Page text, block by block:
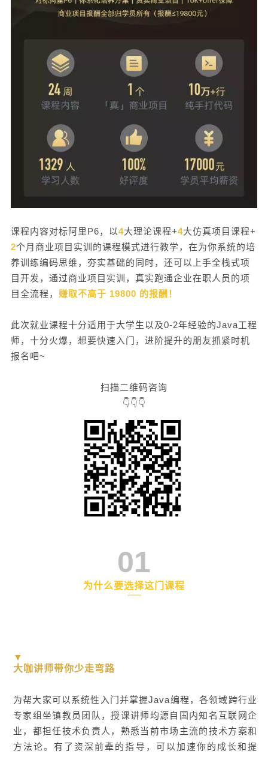
课程内容对标阿里P6，以4大理论课程+4大仿真项目课程+
2个月商业项目实训的课程模式进行教学，在为你系统的培
养训练编码思维，夯实基础的同时，还可以上手全栈式项
目开发，通过商业项目实训，真实跑通企业在职人员的项
目全流程， 赚取不高于 19800 的报酬！
此次就业课程十分适用于大学生以及0-2年经验的Java工程
师，十分火爆，想要快速入门，进阶提升的朋友抓紧时机
报名吧~
扫描二维码咨询
👇👇👇
01
为什么要选择这门课程
▼
大咖讲师带你少走弯路
为帮大家可以系统性入门并掌握Java编程，各领域跨行业
专家组坐镇教员团队，授课讲师均源自国内知名互联网企
业，都担任技术负责人，熟悉当前市场主流的技术方案和
方法论。有了资深前辈的指导，可以加速你的成长和提
压力测试等。 整套项目涵盖了spring cloud和sprin
你更深入理解spring cloud分布式技术栈应用和开发
在项目中你可以从0到1开发B2C的商城项目，老师
会详细讲解Java分布式，高并发各种技术，以及电
商业务的各种解决方案，将对标阿里P6/P7，冲击4
0-60w年薪。 ▼ 上手真实项目，赚取万元报酬 仿
真项目还不够？激励式教学的商业项目将赋予你真
实工作场景，带你感受团队协作的氛围，提前体验
企业项目从0到上线的全流程，赚取万元报酬！ 了
解详细课程内容 扫描二维码咨询 👇👇👇 02 从基础
到项目，带你系统化提升 ▼ 希望你能有以下收获
你的博客自成体系，实现学习效果外化，让面试官
眼前一亮 👉课后就业面试实战辅导，系统训练提升
面试成功率 👉帮你系统培养编码思维，收获终身受
益的内化专业能力 👉帮你培养协作协同、沟通交
流、解决问题、持续学习等大厂必备软技能 03
生前解决问题 怕自己基础不好，无法达到真实项
目的交付水准？ 不用担心，我们早有准备，为帮
你技术落地，我们特请来了大厂企业师傅，手把手
发！ 20-30人精品小班制，让学员的技术问题能
都得到及时解决 课程时长4-6个月，全程陪伴式教
难点，0基础也能打好扎实基础 报名此次就业课
程，你将会拿到月薪10k以上的offer！ 如果你有顾
虑，我们为你准备了双重保障！ 👇👇👇 如果你
是： 准应届生，面临就业压力，想进大厂拿高薪，
从同龄人中脱颖而出 初阶程序员，CRUD调用仔想
独当一面，快速成长为公司技术骨干 在校大学生，
热爱编程，想不断钻研技术，高效入门并掌握Java
班》真的很适合你！ ▼ 报名方案介绍 PS：报名
学员可享受开课吧提供的 3/6/12 期分期付款服务。
04 现在报名可以享受以下额外福利 此次就业课